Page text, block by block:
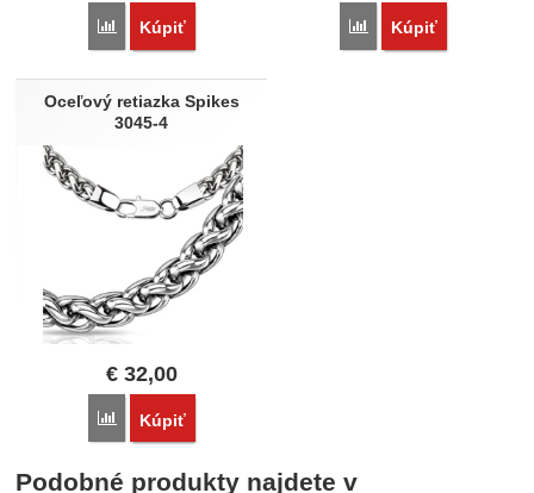
Porovnať
Kúpiť Porovnať
Kúpiť
Oceľový retiazka Spikes
3045-4
€ 32,00
Porovnať
Kúpiť
Podobné produkty najdete v